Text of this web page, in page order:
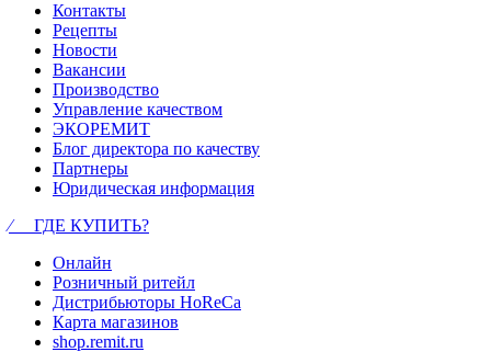
Контакты
Рецепты
Новости
Вакансии
Производство
Управление качеством
ЭКОРЕМИТ
Блог директора по качеству
Партнеры
Юридическая информация
⁄ ГДЕ КУПИТЬ?
Онлайн
Розничный ритейл
Дистрибьюторы HoReCa
Карта магазинов
shop.remit.ru